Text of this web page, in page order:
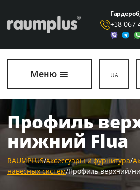
+38 067
Меню UA
Профиль
нижний Flua
RAUMPLUS/Аксессуары и фурнитура/
навесных систем/Профиль верхний/